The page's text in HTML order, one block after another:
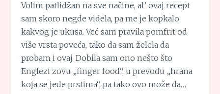
Volim patlidžan na sve načine, al’ ovaj recept
sam skoro negde videla, pa me je kopkalo
kakvog je ukusa. Već sam pravila pomfrit od
više vrsta poveća, tako da sam želela da
probam i ovaj. Dobila sam ono nešto što
Englezi zovu „finger food“, u prevodu „hrana
koja se jede prstima“, pa tako ovo može da…